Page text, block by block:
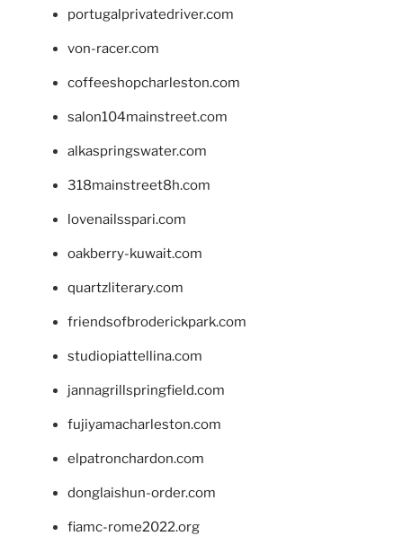
portugalprivatedriver.com
von-racer.com
coffeeshopcharleston.com
salon104mainstreet.com
alkaspringswater.com
318mainstreet8h.com
lovenailsspari.com
oakberry-kuwait.com
quartzliterary.com
friendsofbroderickpark.com
studiopiattellina.com
jannagrillspringfield.com
fujiyamacharleston.com
elpatronchardon.com
donglaishun-order.com
fiamc-rome2022.org